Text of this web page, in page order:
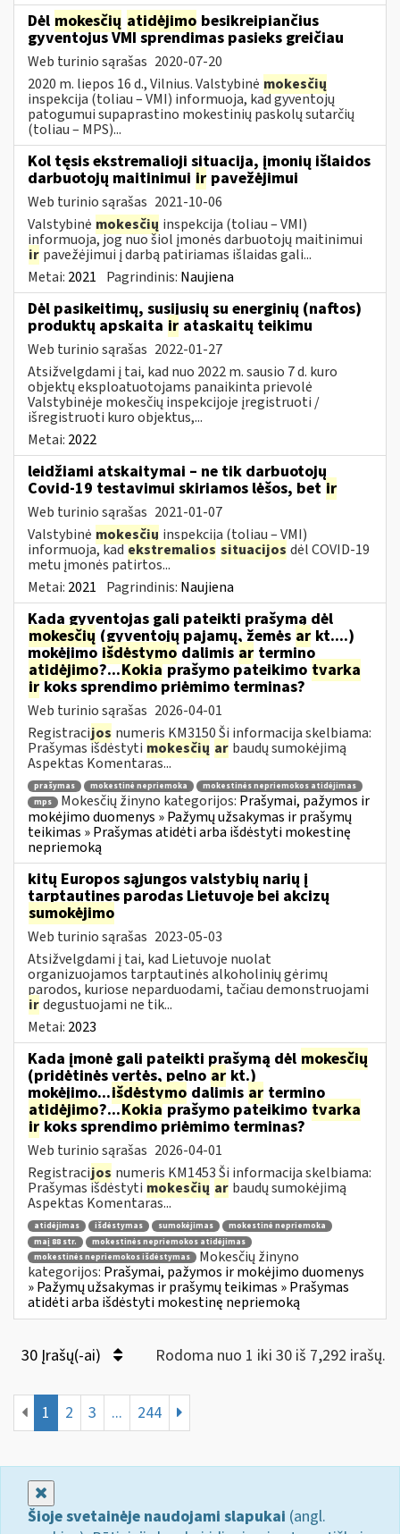
Dėl mokesčių atidėjimo besikreipiančius
gyventojus VMI sprendimas pasieks greičiau
Web turinio sąrašas 2020-07-20
2020 m. liepos 16 d., Vilnius. Valstybinė mokesčių
inspekcija (toliau – VMI) informuoja, kad gyventojų
patogumui supaprastino mokestinių paskolų sutarčių
(toliau – MPS)...
Kol tęsis ekstremalioji situacija, įmonių išlaidos
darbuotojų maitinimui ir pavežėjimui
Web turinio sąrašas 2021-10-06
Valstybinė mokesčių inspekcija (toliau – VMI)
informuoja, jog nuo šiol įmonės darbuotojų maitinimui
ir pavežėjimui į darbą patiriamas išlaidas gali...
Metai: 2021 Pagrindinis: Naujiena
Dėl pasikeitimų, susijusių su energinių (naftos)
produktų apskaita ir ataskaitų teikimu
Web turinio sąrašas 2022-01-27
Atsižvelgdami į tai, kad nuo 2022 m. sausio 7 d. kuro
objektų eksploatuotojams panaikinta prievolė
Valstybinėje mokesčių inspekcijoje įregistruoti /
išregistruoti kuro objektus,...
Metai: 2022
leidžiami atskaitymai – ne tik darbuotojų
Covid-19 testavimui skiriamos lėšos, bet ir
Web turinio sąrašas 2021-01-07
Valstybinė mokesčių inspekcija (toliau – VMI)
informuoja, kadekstremalios situacijos dėl COVID-19
metu įmonės patirtos...
Metai: 2021 Pagrindinis: Naujiena
Kada gyventojas gali pateikti prašymą dėl
mokesčių (gyventojų pajamų, žemės ar kt....)
mokėjimo išdėstymo dalimis ar termino
atidėjimo?...Kokiaprašymo pateikimo tvarka
irkoks sprendimo priėmimo terminas?
Web turinio sąrašas 2026-04-01
Registracijos numeris KM3150 Ši informacija skelbiama:
Prašymas išdėstyti mokesčių ar baudų sumokėjimą
Aspektas Komentaras...
prašymas mokestinė nepriemoka
mokestinės nepriemokos atidėjimas
mps
Mokesčių žinyno kategorijos: Prašymai, pažymos ir
mokėjimo duomenys » Pažymų užsakymas ir prašymų
teikimas » Prašymas atidėti arba išdėstyti mokestinę
nepriemoką
kitų Europos sąjungos valstybių narių į
tarptautines parodas Lietuvoje bei akcizų
sumokėjimo
Web turinio sąrašas 2023-05-03
Atsižvelgdami į tai, kad Lietuvoje nuolat
organizuojamos tarptautinės alkoholinių gėrimų
parodos, kuriose neparduodami, tačiau demonstruojami
irdegustuojami ne tik...
Metai: 2023
Kada įmonė gali pateikti prašymą dėl mokesčių
(pridėtinės vertės, pelno ar kt.)
mokėjimo...išdėstymo dalimis ar termino
atidėjimo?...Kokiaprašymo pateikimo tvarka
irkoks sprendimo priėmimo terminas?
Web turinio sąrašas 2026-04-01
Registracijos numeris KM1453 Ši informacija skelbiama:
Prašymas išdėstyti mokesčių ar baudų sumokėjimą
Aspektas Komentaras...
atidėjimas išdėstymas sumokėjimas
mokestinė nepriemoka
maį 88 str.
mokestinės nepriemokos atidėjimas
mokestinės nepriemokos išdėstymas
Mokesčių žinyno
kategorijos: Prašymai, pažymos ir mokėjimo duomenys
» Pažymų užsakymas ir prašymų teikimas » Prašymas
atidėti arba išdėstyti mokestinę nepriemoką
30 Įrašų(-ai) Rodoma nuo 1 iki 30 iš 7,292 irašų.
1 2 3 ... 244
Šioje svetainėje naudojami slapukai (angl.